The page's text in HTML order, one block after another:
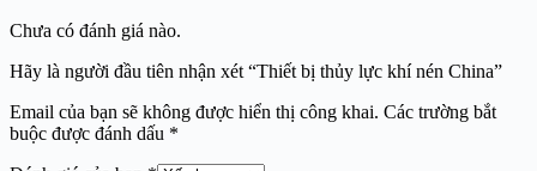
Chưa có đánh giá nào.
Hãy là người đầu tiên nhận xét “Thiết bị thủy lực khí nén China”
Email của bạn sẽ không được hiển thị công khai. Các trường bắt
buộc được đánh dấu *